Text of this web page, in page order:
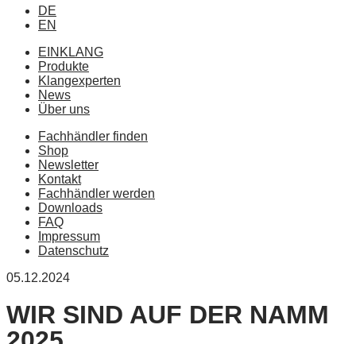
DE
EN
EINKLANG
Produkte
Klangexperten
News
Über uns
Fachhändler finden
Shop
Newsletter
Kontakt
Fachhändler werden
Downloads
FAQ
Impressum
Datenschutz
05.12.2024
WIR SIND AUF DER NAMM